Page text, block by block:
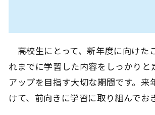
高校生にとって、新年度に向けた
れまでに学習した内容をしっかりと
アップを目指す大切な期間です。来
けて、前向きに学習に取り組んでお